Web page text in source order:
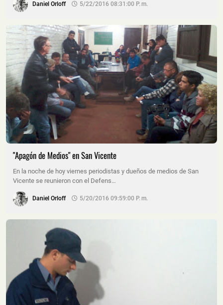
Daniel Orloff 5/22/2016 08:31:00 P. M.
"Apagón de Medios" en San Vicente
En la noche de hoy viernes periodistas y dueños de medios de San
Vicente se reunieron con el Defens…
Daniel Orloff 5/20/2016 09:59:00 P. M.